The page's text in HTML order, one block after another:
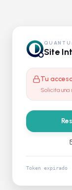
Site
Tu
Solicita una
Token expirado